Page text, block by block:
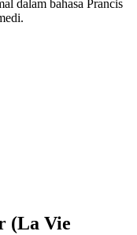
dalam bahasa Prancis
(La Vie